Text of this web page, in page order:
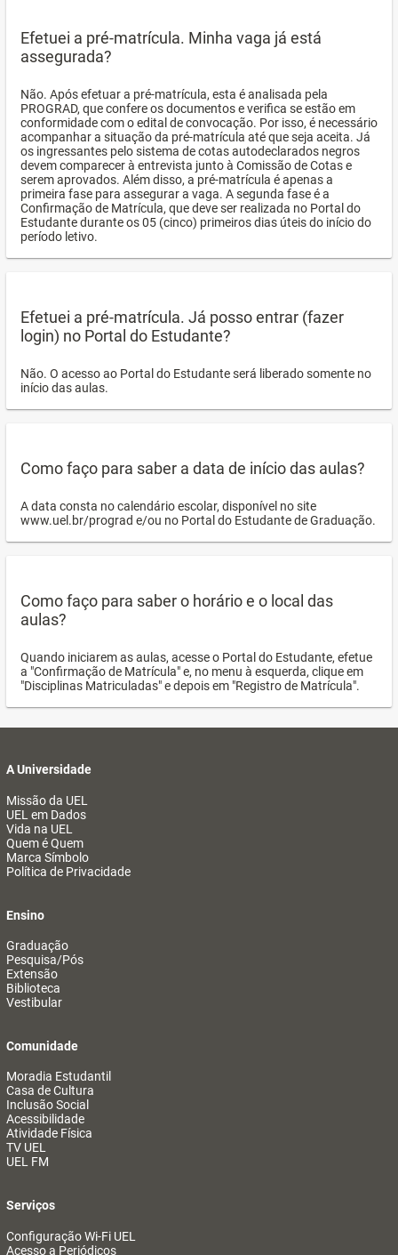
Efetuei a pré-matrícula. Minha vaga já está
assegurada?
Não. Após efetuar a pré-matrícula, esta é analisada pela
PROGRAD, que confere os documentos e verifica se estão em
conformidade com o edital de convocação. Por isso, é necessário
acompanhar a situação da pré-matrícula até que seja aceita. Já
os ingressantes pelo sistema de cotas autodeclarados negros
devem comparecer à entrevista junto à Comissão de Cotas e
serem aprovados. Além disso, a pré-matrícula é apenas a
primeira fase para assegurar a vaga. A segunda fase é a
Confirmação de Matrícula, que deve ser realizada no Portal do
Estudante durante os 05 (cinco) primeiros dias úteis do início do
período letivo.
Efetuei a pré-matrícula. Já posso entrar (fazer
login) no Portal do Estudante?
Não. O acesso ao Portal do Estudante será liberado somente no
início das aulas.
Como faço para saber a data de início das aulas?
A data consta no calendário escolar, disponível no site
www.uel.br/prograd e/ou no Portal do Estudante de Graduação.
Como faço para saber o horário e o local das
aulas?
Quando iniciarem as aulas, acesse o Portal do Estudante, efetue
a "Confirmação de Matrícula" e, no menu à esquerda, clique em
"Disciplinas Matriculadas" e depois em "Registro de Matrícula".
A Universidade
Missão da UEL
UEL em Dados
Vida na UEL
Quem é Quem
Marca Símbolo
Política de Privacidade
Ensino
Graduação
Pesquisa/Pós
Extensão
Biblioteca
Vestibular
Comunidade
Moradia Estudantil
Casa de Cultura
Inclusão Social
Acessibilidade
Atividade Física
TV UEL
UEL FM
Serviços
Configuração Wi-Fi UEL
Acesso a Periódicos